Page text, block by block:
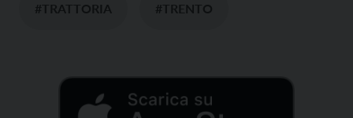
#TRATTORIA #TRENTO